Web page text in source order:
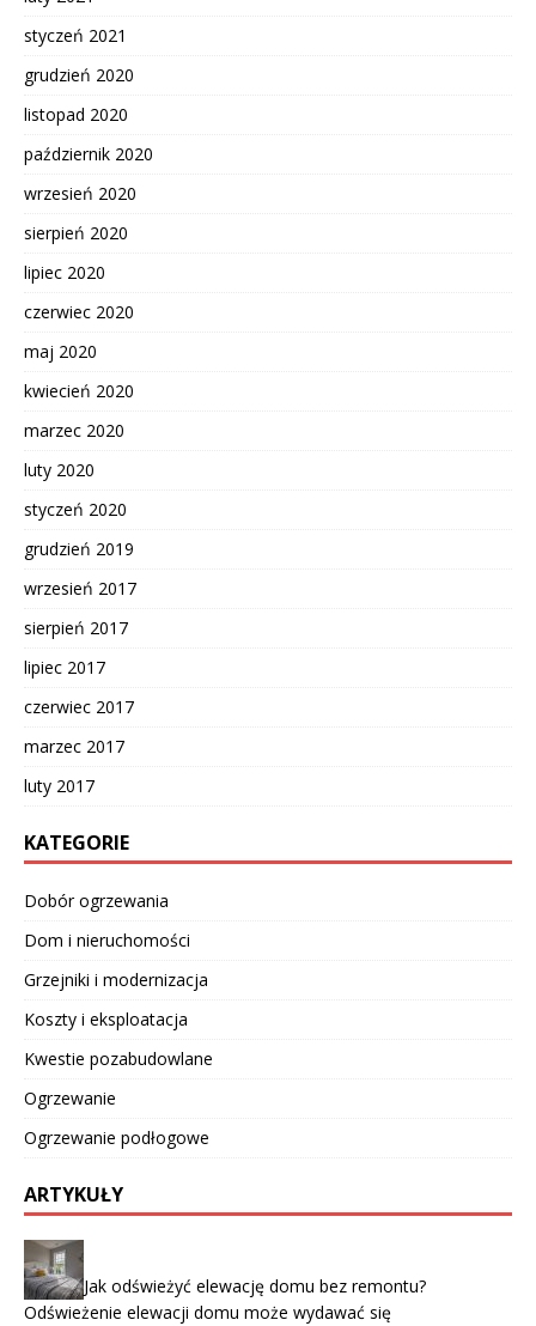
styczeń 2021
grudzień 2020
listopad 2020
październik 2020
wrzesień 2020
sierpień 2020
lipiec 2020
czerwiec 2020
maj 2020
kwiecień 2020
marzec 2020
luty 2020
styczeń 2020
grudzień 2019
wrzesień 2017
sierpień 2017
lipiec 2017
czerwiec 2017
marzec 2017
luty 2017
KATEGORIE
Dobór ogrzewania
Dom i nieruchomości
Grzejniki i modernizacja
Koszty i eksploatacja
Kwestie pozabudowlane
Ogrzewanie
Ogrzewanie podłogowe
ARTYKUŁY
Jak odświeżyć elewację domu bez remontu?
Odświeżenie elewacji domu może wydawać się